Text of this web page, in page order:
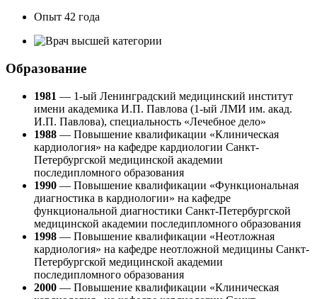
Опыт 42 года
Образование
1981 — 1-ый Ленинградский медицинский институт
имени академика И.П. Павлова (1-ый ЛМИ им. акад.
И.П. Павлова), специальность «Лечебное дело»
1988 — Повышение квалификации «Клиническая
кардиология» на кафедре кардиологии Санкт-
Петербургской медицинской академии
последипломного образования
1990 — Повышение квалификации «Функциональная
диагностика в кардиологии» на кафедре
функциональной диагностики Санкт-Петербургской
медицинской академии последипломного образования
1998 — Повышение квалификации «Неотложная
кардиология» на кафедре неотложной медицины Санкт-
Петербургской медицинской академии
последипломного образования
2000 — Повышение квалификации «Клиническая